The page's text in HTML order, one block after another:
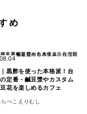
め
黒酢を使った本格派！台
定番・鹹豆漿やカスタム
花を楽しめるカフェ
らぺこえりむし